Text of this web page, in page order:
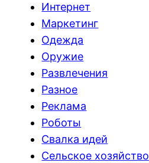
Интернет
Маркетинг
Одежда
Оружие
Развлечения
Разное
Реклама
Роботы
Свалка идей
Сельское хозяйство